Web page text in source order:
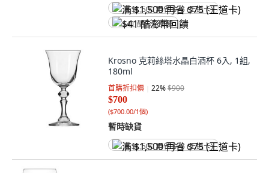
满 $1,500 再省 $75 (王道卡)
$41 酷澎幣回饋
Krosno 克莉絲塔水晶白酒杯 6入, 1組,
180ml
首購折扣價 22%$900
$700
($700.00/1個)
暫時缺貨
满 $1,500 再省 $75 (王道卡)